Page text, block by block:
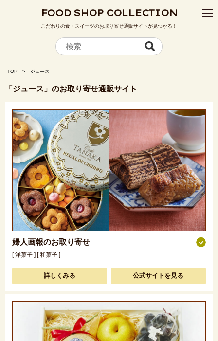
FOOD SHOP COLLECTION
こだわりの食・スイーツのお取り寄せ通販サイトが見つかる！
TOP ジュース
「ジュース」のお取り寄せ通販サイト
婦人画報のお取り寄せ
[ 洋菓子 ] [ 和菓子 ]
詳しくみる 公式サイトを見る